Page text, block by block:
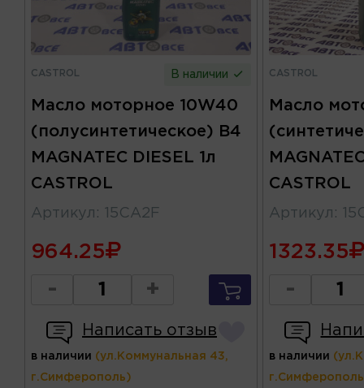
CASTROL В наличии
Масло моторное 10W40
(полусинтетическое) B4
MAGNATEC DIESEL 1л
CASTROL
Артикул : 15CA2F
964.25
- +
Написать отзыв
в наличии (ул.Коммунальная 43,
г.Симферополь)
CASTROL
Масло
CASTROL
Артикул :
1323.35
-
в наличии